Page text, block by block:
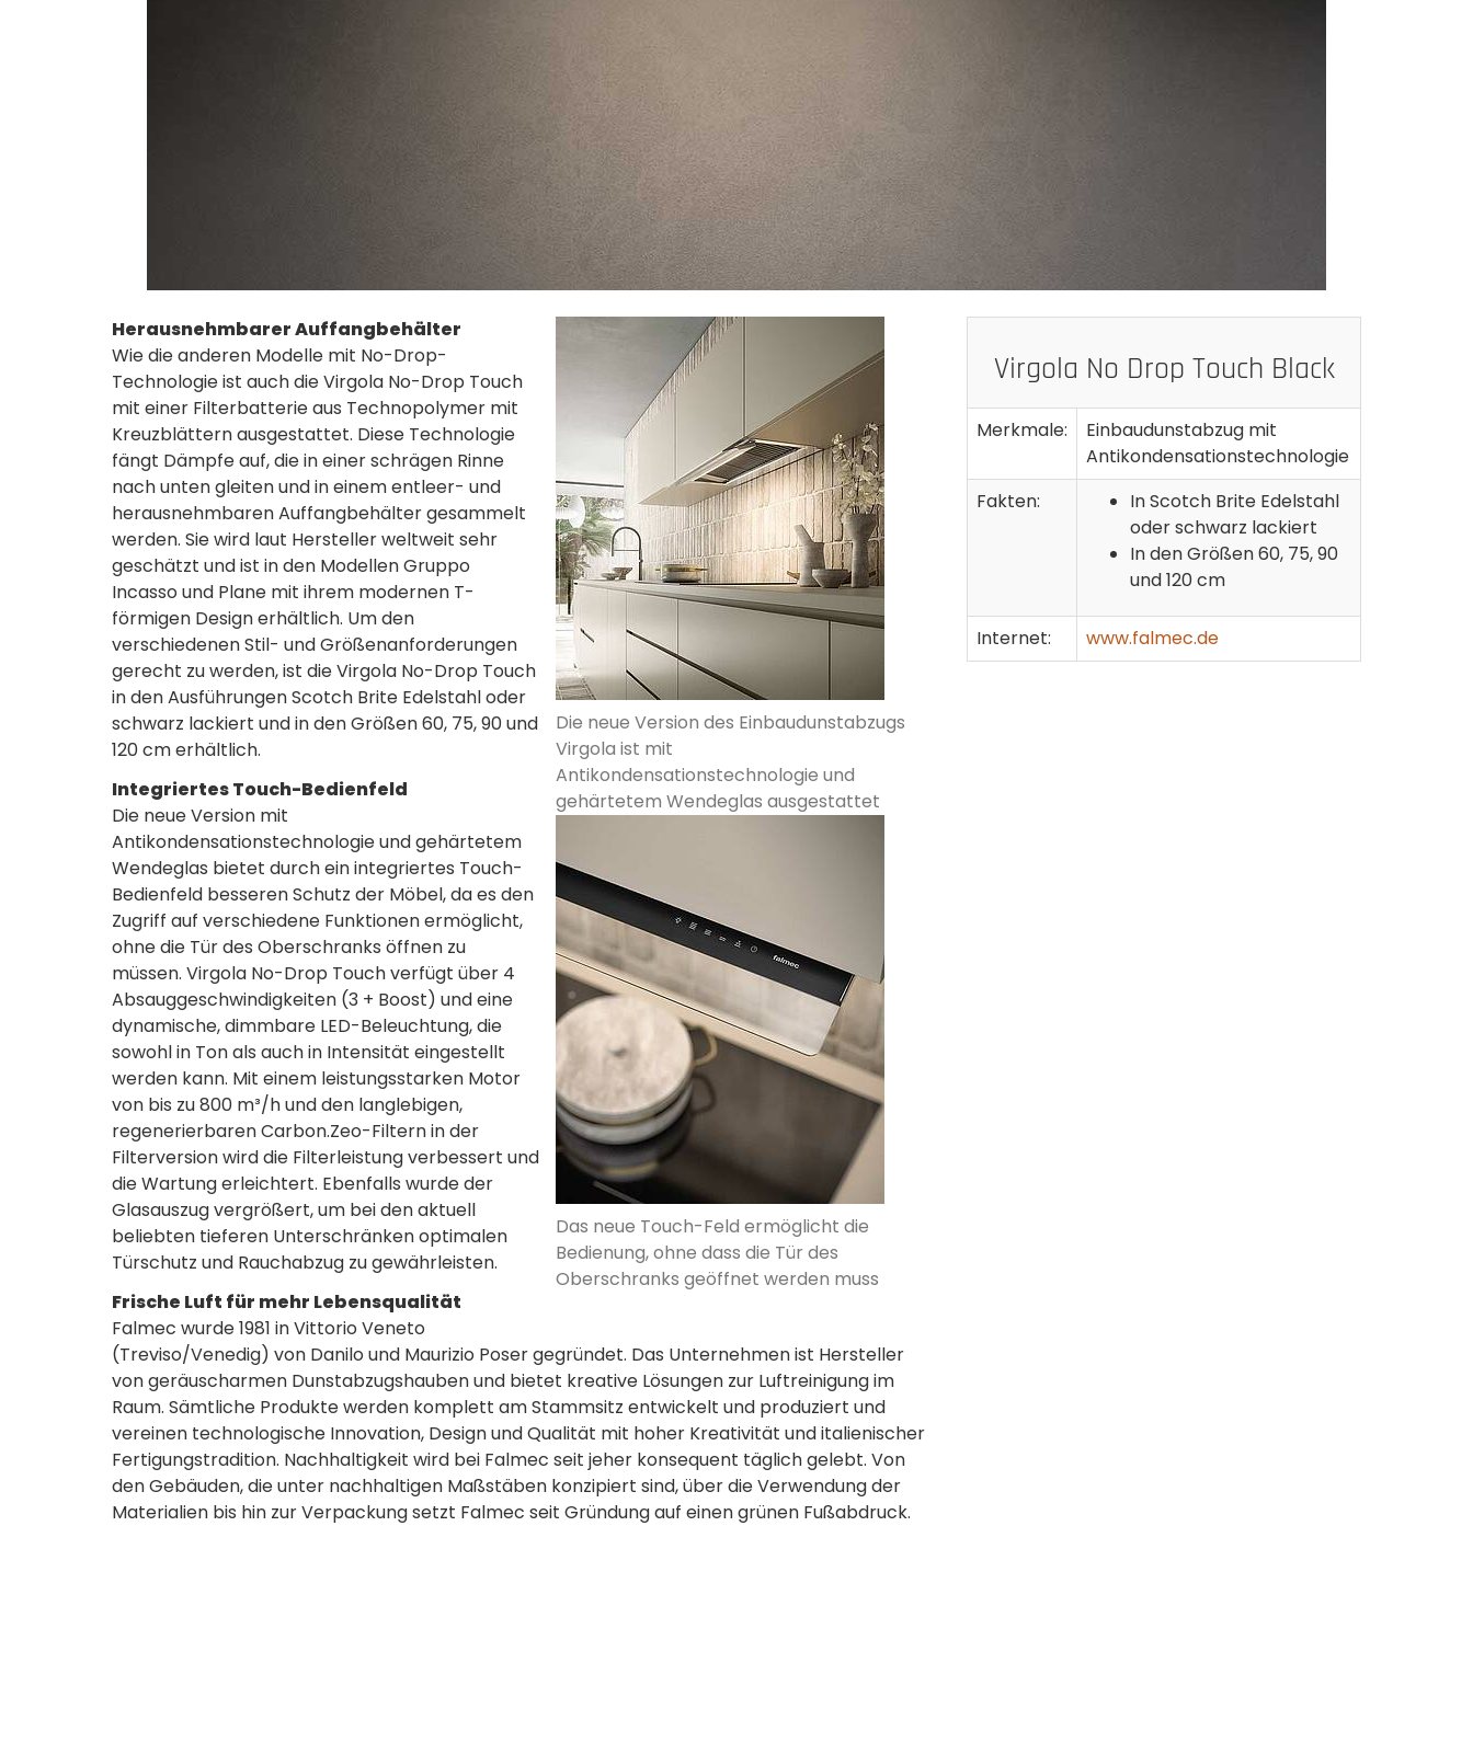
Die neue Version des Einbaudunstabzugs
Virgola ist mit
Antikondensationstechnologie und
gehärtetem Wendeglas ausgestattet
Das neue Touch-Feld ermöglicht die
Bedienung, ohne dass die Tür des
Oberschranks geöffnet werden muss
Herausnehmbarer Auffangbehälter
Wie die anderen Modelle mit No-Drop-
Technologie ist auch die Virgola No-Drop Touch
mit einer Filterbatterie aus Technopolymer mit
Kreuzblättern ausgestattet. Diese Technologie
fängt Dämpfe auf, die in einer schrägen Rinne
nach unten gleiten und in einem entleer- und
herausnehmbaren Auffangbehälter gesammelt
werden. Sie wird laut Hersteller weltweit sehr
geschätzt und ist in den Modellen Gruppo
Incasso und Plane mit ihrem modernen T-
förmigen Design erhältlich. Um den
verschiedenen Stil- und Größenanforderungen
gerecht zu werden, ist die Virgola No-Drop Touch
in den Ausführungen Scotch Brite Edelstahl oder
schwarz lackiert und in den Größen 60, 75, 90 und
120 cm erhältlich.
Integriertes Touch-Bedienfeld
Die neue Version mit
Antikondensationstechnologie und gehärtetem
Wendeglas bietet durch ein integriertes Touch-
Bedienfeld besseren Schutz der Möbel, da es den
Zugriff auf verschiedene Funktionen ermöglicht,
ohne die Tür des Oberschranks öffnen zu
müssen. Virgola No-Drop Touch verfügt über 4
Absauggeschwindigkeiten (3 + Boost) und eine
dynamische, dimmbare LED-Beleuchtung, die
sowohl in Ton als auch in Intensität eingestellt
werden kann. Mit einem leistungsstarken Motor
von bis zu 800 m³/h und den langlebigen,
regenerierbaren Carbon.Zeo-Filtern in der
Filterversion wird die Filterleistung verbessert und
die Wartung erleichtert. Ebenfalls wurde der
Glasauszug vergrößert, um bei den aktuell
beliebten tieferen Unterschränken optimalen
Türschutz und Rauchabzug zu gewährleisten.
Frische Luft für mehr Lebensqualität
Falmec wurde 1981 in Vittorio Veneto
(Treviso/Venedig) von Danilo und Maurizio Poser gegründet. Das Unternehmen ist Hersteller
von geräuscharmen Dunstabzugshauben und bietet kreative Lösungen zur Luftreinigung im
Raum. Sämtliche Produkte werden komplett am Stammsitz entwickelt und produziert und
vereinen technologische Innovation, Design und Qualität mit hoher Kreativität und italienischer
Fertigungstradition. Nachhaltigkeit wird bei Falmec seit jeher konsequent täglich gelebt. Von
den Gebäuden, die unter nachhaltigen Maßstäben konzipiert sind, über die Verwendung der
Materialien bis hin zur Verpackung setzt Falmec seit Gründung auf einen grünen Fußabdruck.
Virgola No Drop Touch Black
Merkmale:
Einbaudunstabzug mit
Antikondensationstechnologie
Fakten:
In Scotch Brite Edelstahl
oder schwarz lackiert
In den Größen 60, 75, 90
und 120 cm
Internet: www.falmec.de